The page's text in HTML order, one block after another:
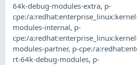
64k-debug-modules-extra, p-
cpe:/
modules-internal, p-
cpe:/
modules-partner, p-cpe:/
rt-64k-debug-modules, p-